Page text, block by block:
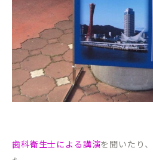
歯科衛生士による講演を聞いたり、